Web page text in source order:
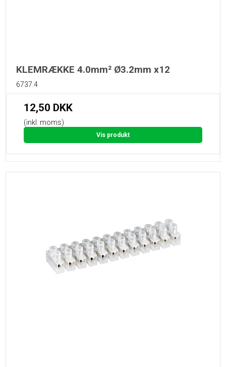
KLEMRÆKKE 4.0mm² Ø3.2mm x12
6737.4
12,50 DKK
(inkl. moms)
Vis produkt